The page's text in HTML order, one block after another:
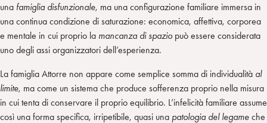
una famiglia disfunzionale, ma una configurazione familiare immersa in
una continua condizione di saturazione: economica, affettiva, corporea
e mentale in cui proprio la mancanza di spaziopuò essere considerata
uno degli assi organizzatori dell’esperienza.
La famiglia Attorre non appare come semplice somma di individualità al
limite, ma come un sistema che produce sofferenza proprio nella misura
in cui tenta di conservare il proprio equilibrio. L’infelicità familiare assume
così una forma specifica, irripetibile, quasi una patologia del legame che